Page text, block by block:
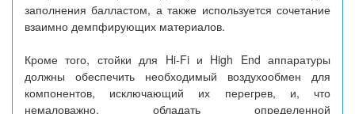
заполнения балластом, а также используется сочетание
взаимно демпфирующих материалов.
Кроме того, стойки для Hi-Fi и High End аппаратуры
должны обеспечить необходимый воздухообмен для
компонентов, исключающий их перегрев, и, что
немаловажно, обладать определенной